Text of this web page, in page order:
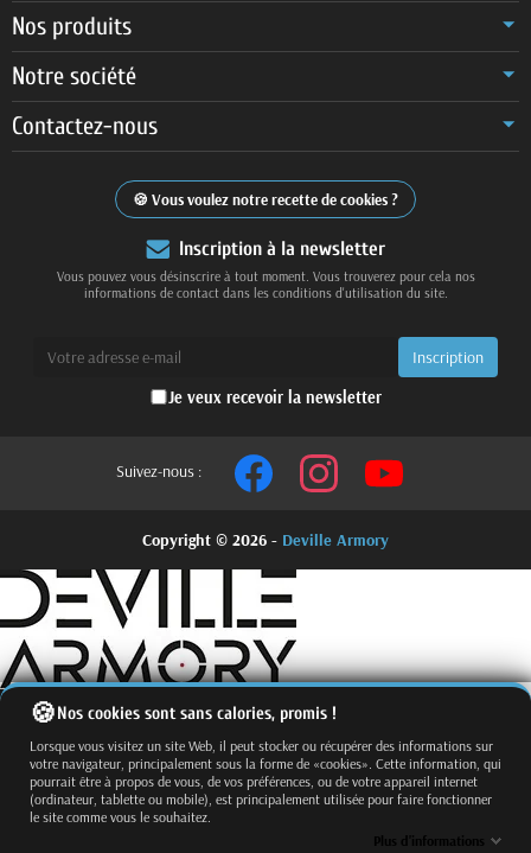
Nos produits
Notre société
Contactez-nous
Vous voulez notre recette de cookies ?
Inscription à la newsletter
Vous pouvez vous désinscrire à tout moment. Vous trouverez pour cela nos
informations de contact dans les conditions d'utilisation du site.
Je veux recevoir la newsletter
Suivez-nous :
Copyright © 2026 - Deville Armory
Nos cookies sont sans calories, promis !
Lorsque vous visitez un site Web, il peut stocker ou récupérer des informations sur
votre navigateur, principalement sous la forme de «cookies». Cette information, qui
pourrait être à propos de vous, de vos préférences, ou de votre appareil internet
(ordinateur, tablette ou mobile), est principalement utilisée pour faire fonctionner
le site comme vous le souhaitez.
Plus d'informations
Fermer